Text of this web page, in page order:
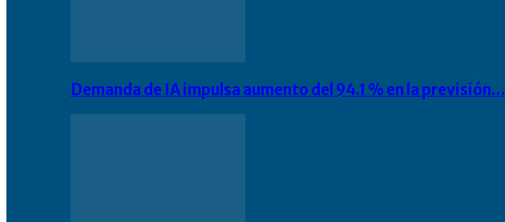
Demanda de IA impulsa aumento del 94.1 % en la previsión…